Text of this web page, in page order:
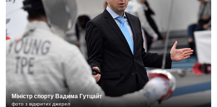
Міністр спорту Вадима Гутцайт
фото з відкритих джерел